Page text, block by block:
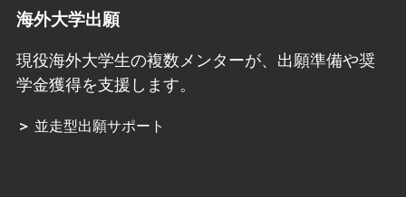
海外大学出願
現役海外大学生の複数メンターが、出願準備や奨
学金獲得を支援します。
＞ 並走型出願サポート